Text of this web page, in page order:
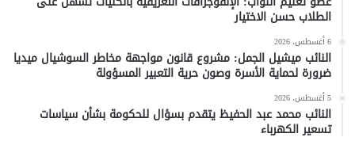
الطلاب حسن الاختيار
6 أغسطس، 2026
النائب ميشيل الجمل: مشروع قانون مواجهة مخاطر السوشيال ميديا
ضرورة لحماية الأسرة وصون حرية التعبير المسؤولة
5 أغسطس، 2026
النائب محمد عبد الحفيظ يتقدم بسؤال للحكومة بشأن سياسات
تسعير الكهرباء